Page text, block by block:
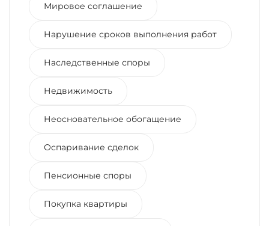
Мировое соглашение
Нарушение сроков выполнения работ
Наследственные споры
Недвижимость
Неосновательное обогащение
Оспаривание сделок
Пенсионные споры
Покупка квартиры